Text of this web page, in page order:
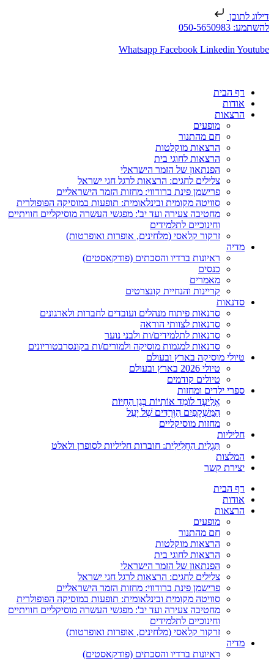
דילוג לתוכן
להשתמע: 050-5650983
Whatsapp Facebook Linkedin Youtube
דף הבית
אודות
הרצאות
מופעים
חם מהתנור
הרצאות מוקלטות
הרצאות לחוגי בית
הפנתאון של הזמר הישראלי
צלילים לחגים: הרצאות לרגל חגי ישראל
פרישמן פינת ברודווי: מחזות הזמר הישראליים
סוויטה מקומית ובינלאומית: תופעות במוסיקה הפופולרית
מחטיבה צעירה ועד יב': מפגשי העשרה מוסיקליים חוויתיים
וחינוכיים לתלמידים
זרקור קלאסי (מלחינים, אופרות ואופרטות)
מדיה
ראיונות ברדיו והסכתים (פודקאסטים)
כנסים
מאמרים
קריינות והנחיית קונצרטים
סדנאות
סדנאות פיתוח מנהלים ועובדים לחברות ולארגונים
סדנאות לצוותי הוראה
סדנאות לתלמידים/ות ולבני נוער
סדנאות למגמות מוסיקה ולמורים/ות בקונסרבטוריונים
טיולי מוסיקה בארץ ובעולם
טיולי 2026 בארץ ובעולם
טיולים קודמים
ספרי ילדים ומחזות
אֱלִיעָד לוֹמֵד אוֹתִיּוֹת בְּגַן הַחַיּוֹת
הַמִּשְׁקָפַיִם הַוְּרֻדִּים שֶׁל יָעֵל
מחזות מוסיקליים
חליליות
תַּגְלִית הַחֲלִילִית: חוברות חליליות לסופרן ולאלט
המלצות
יצירת קשר
דף הבית
אודות
הרצאות
מופעים
חם מהתנור
הרצאות מוקלטות
הרצאות לחוגי בית
הפנתאון של הזמר הישראלי
צלילים לחגים: הרצאות לרגל חגי ישראל
פרישמן פינת ברודווי: מחזות הזמר הישראליים
סוויטה מקומית ובינלאומית: תופעות במוסיקה הפופולרית
מחטיבה צעירה ועד יב': מפגשי העשרה מוסיקליים חוויתיים
וחינוכיים לתלמידים
זרקור קלאסי (מלחינים, אופרות ואופרטות)
מדיה
ראיונות ברדיו והסכתים (פודקאסטים)